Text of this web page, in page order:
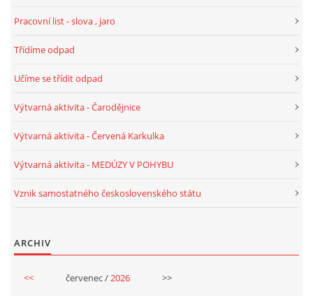
PÍSNĚ K TÉMATU LÉTO
POHYBOVÉ AKTIVITY NA TÉMA LÉTO
BÁSNĚ K TÉMATU PODZIM
POHYBOVÉ AKTIVITY NA TÉMA PODZIM
PÍSNĚ K TÉMATU ZIMA
Pracovní list - slova , jaro
Třídíme odpad
Učíme se třídit odpad
Výtvarná aktivita - Čarodějnice
Výtvarná aktivita - Červená Karkulka
Výtvarná aktivita - MEDÚZY V POHYBU
Vznik samostatného československého státu
ARCHIV
<< červenec / 2026 >>